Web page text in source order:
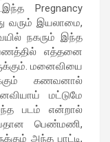
Pregnancy
வரும் இயலாமை,
நகரும் இந்த
எத்தனை
மனைவியை
கணவனால்
மட்டுமே
படம் என்றால்
பெண்மணி,
அந்த பாட்டி,